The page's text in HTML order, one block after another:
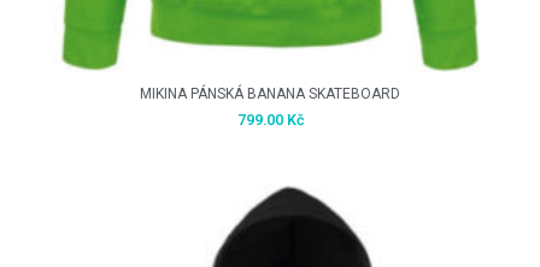
MIKINA PÁNSKÁ BANANA SKATEBOARD
799.00 Kč